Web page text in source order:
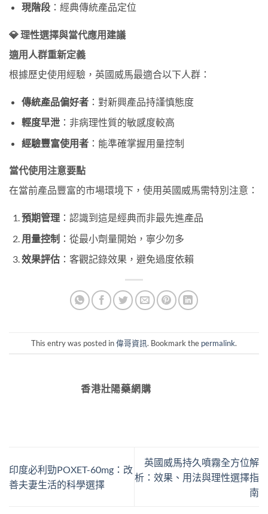
現階段：經典傳統產品定位
💎 理性選擇與當代應用建議
適用人群重新定義
根據歷史使用經驗，英國威馬最適合以下人群：
傳統產品偏好者：對新興產品持謹慎態度
輕度早泄：非病理性質的敏感度較高
經驗豐富使用者：能準確掌握用量控制
當代使用注意要點
在當前產品豐富的市場環境下，使用英國威馬需特別注意：
預期管理：認識到這是經典而非最先進產品
用量控制 ：從最小劑量開始，寧少勿多
效果評估：客觀記錄效果，避免過度依賴
This entry was posted in偉哥資訊. Bookmark the permalink.
香港壯陽藥網購
印度必利勁POXET-60mg：改
善夫妻生活的科學選擇
英國威馬持久噴霧全方位解
析：效果、用法與理性選擇指
南